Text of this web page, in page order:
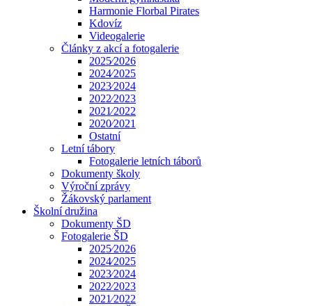
Harmonie Florbal Pirates
Kdovíz
Videogalerie
Články z akcí a fotogalerie
2025⁄2026
2024⁄2025
2023⁄2024
2022⁄2023
2021⁄2022
2020⁄2021
Ostatní
Letní tábory
Fotogalerie letních táborů
Dokumenty školy
Výroční zprávy
Žákovský parlament
Školní družina
Dokumenty ŠD
Fotogalerie ŠD
2025⁄2026
2024⁄2025
2023⁄2024
2022⁄2023
2021⁄2022